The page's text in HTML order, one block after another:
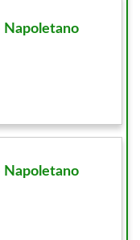
Napoletano
Napoletano